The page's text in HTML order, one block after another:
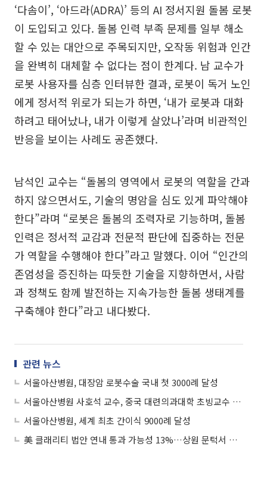
‘다솜이’, ‘아드라(ADRA)’ 등의 AI 정서지원 돌봄 로봇
이 도입되고 있다. 돌봄 인력 부족 문제를 일부 해소
할 수 있는 대안으로 주목되지만, 오작동 위험과 인간
을 완벽히 대체할 수 없다는 점이 한계다. 남 교수가
로봇 사용자를 심층 인터뷰한 결과, 로봇이 독거 노인
에게 정서적 위로가 되는가 하면, ‘내가 로봇과 대화
하려고 태어났나, 내가 이렇게 살았나’라며 비관적인
반응을 보이는 사례도 공존했다.
남석인 교수는 “돌봄의 영역에서 로봇의 역할을 간과
하지 않으면서도, 기술의 명암을 심도 있게 파악해야
한다”라며 “로봇은 돌봄의 조력자로 기능하며, 돌봄
인력은 정서적 교감과 전문적 판단에 집중하는 전문
가 역할을 수행해야 한다”라고 말했다. 이어 “인간의
존엄성을 증진하는 따듯한 기술을 지향하면서, 사람
과 정책도 함께 발전하는 지속가능한 돌봄 생태계를
구축해야 한다”라고 내다봤다.
관련 뉴스
서울아산병원, 대장암 로봇수술 국내 첫 3000례 달성
서울아산병원 사호석 교수, 중국 대련의과대학 초빙교수 위촉
서울아산병원, 세계 최초 간이식 9000례 달성
美 클래리티 법안 연내 통과 가능성 13%…상원 문턱서 제동